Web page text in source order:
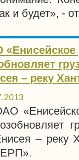
и будет», -
– реку
– реку